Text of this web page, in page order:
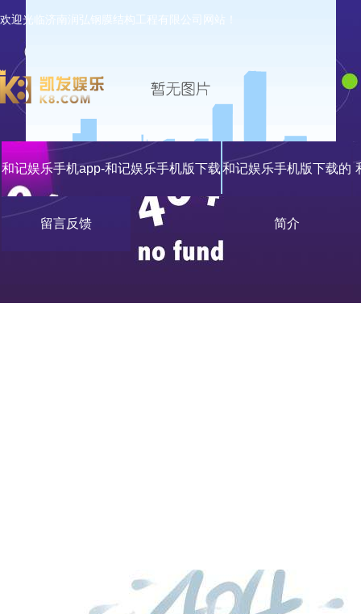
欢迎光临济南润弘钢膜结构工程有限公司网站！
和记娱乐手机app-和记娱乐手机版下载和记娱乐手机版下载的
简介
留言反馈